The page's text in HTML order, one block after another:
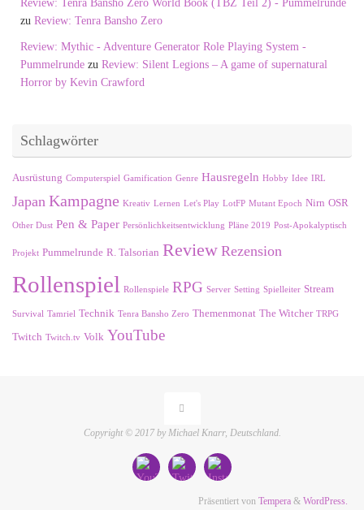
Review: Tenra Bansho Zero World Book (TBZ Teil 2) - Pummelrunde
zu Review: Tenra Bansho Zero
Review: Mythic - Adventure Generator Role Playing System -
Pummelrunde zu Review: Silent Legions – A game of supernatural
Horror by Kevin Crawford
Schlagwörter
Ausrüstung Computerspiel Gamification Genre Hausregeln Hobby Idee IRL
Japan Kampagne Kreativ Lernen Let's Play LotFP Mutant Epoch Nirn OSR
Other Dust Pen & Paper Persönlichkeitsentwicklung Pläne 2019 Post-Apokalyptisch
Projekt Pummelrunde R. Talsorian Review Rezension
Rollenspiel Rollenspiele RPG Server Setting Spielleiter Stream
Survival Tamriel Technik Tenra Bansho Zero Themenmonat The Witcher TRPG
Twitch Twitch.tv Volk YouTube
Copyright © 2017 by Michael Knarr, Deutschland.
Präsentiert von Tempera & WordPress.